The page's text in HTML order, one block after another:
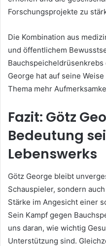
Forschungsprojekte zu
Die Kombination aus
und öffentlichem
George hat auf seine
Thema mehr
Fazit: Götz
Bedeutung
Lebenswerks
Götz George bleibt
Schauspieler, sondern
Stärke im Angesicht einer
Sein Kampf gegen
uns daran, wie wichtig
Unterstützung sind.